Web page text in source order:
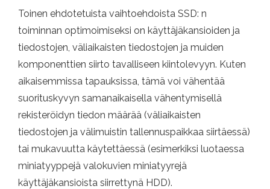
Toinen ehdotetuista vaihtoehdoista SSD: n
toiminnan optimoimiseksi on käyttäjäkansioiden ja
tiedostojen, väliaikaisten tiedostojen ja muiden
komponenttien siirto tavalliseen kiintolevyyn. Kuten
aikaisemmissa tapauksissa, tämä voi vähentää
suorituskyvyn samanaikaisella vähentymisellä
rekisteröidyn tiedon määrää (väliaikaisten
tiedostojen ja välimuistin tallennuspaikkaa siirtäessä)
tai mukavuutta käytettäessä (esimerkiksi luotaessa
miniatyyppejä valokuvien miniatyyrejä
käyttäjäkansioista siirrettynä HDD).